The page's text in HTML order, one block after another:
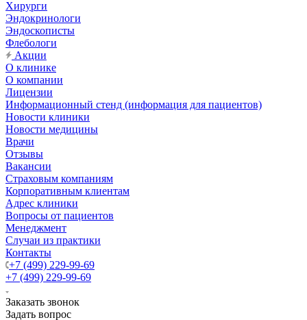
Хирурги
Эндокринологи
Эндоскописты
Флебологи
Акции
О клинике
О компании
Лицензии
Информационный стенд (информация для пациентов)
Новости клиники
Новости медицины
Врачи
Отзывы
Вакансии
Страховым компаниям
Корпоративным клиентам
Адрес клиники
Вопросы от пациентов
Менеджмент
Случаи из практики
Контакты
+7 (499) 229-99-69
+7 (499) 229-99-69
Заказать звонок
Задать вопрос